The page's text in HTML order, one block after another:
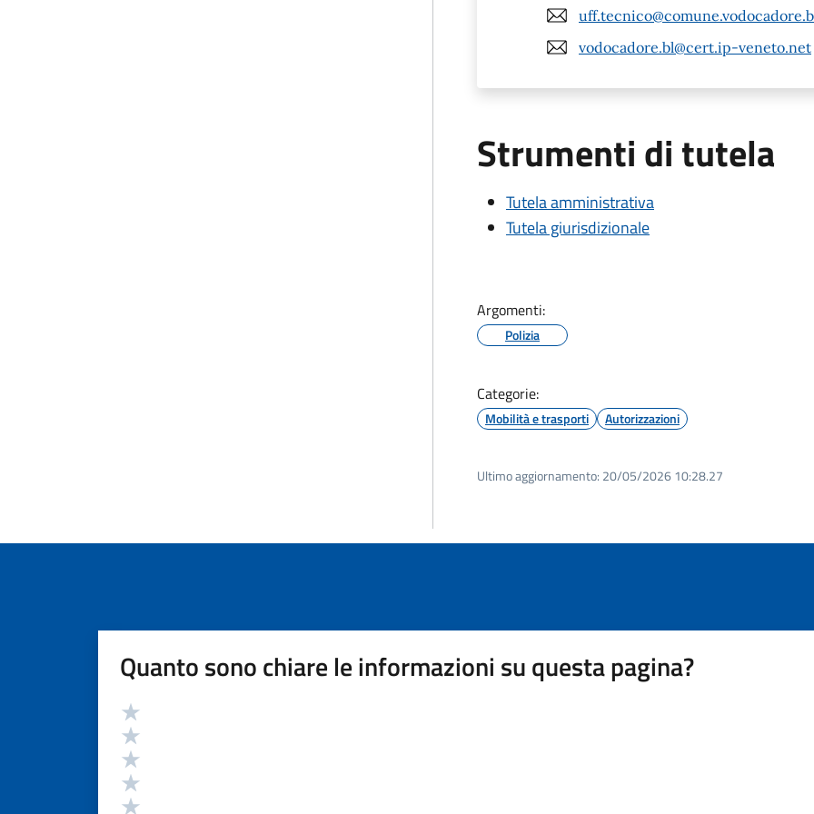
vodocadore.bl@cert.ip-veneto.net
Strumenti di tutela
Tutela amministrativa
Tutela giurisdizionale
Argomenti:
Polizia
Categorie:
Mobilità e trasporti Autorizzazioni
Ultimo aggiornamento: 20/05/2026 10:28.27
Quanto sono chiare le informazioni su questa pagina?
Valutazione